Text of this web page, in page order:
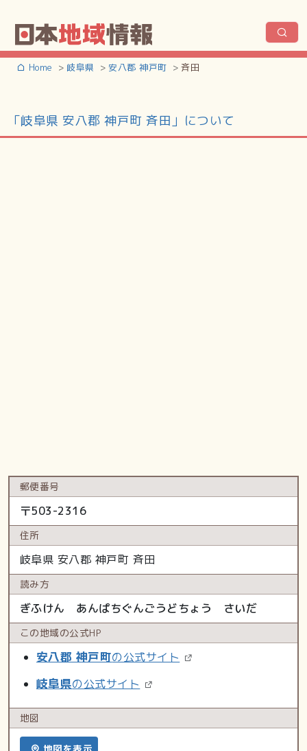
Home 岐阜県 安八郡 神戸町 斉田
「岐阜県 安八郡 神戸町 斉田」について
郵便番号
〒503-2316
住所
岐阜県 安八郡 神戸町 斉田
読み方
ぎふけん あんぱちぐんごうどちょう さいだ
この地域の公式HP
安八郡 神戸町の公式サイト
岐阜県の公式サイト
地図